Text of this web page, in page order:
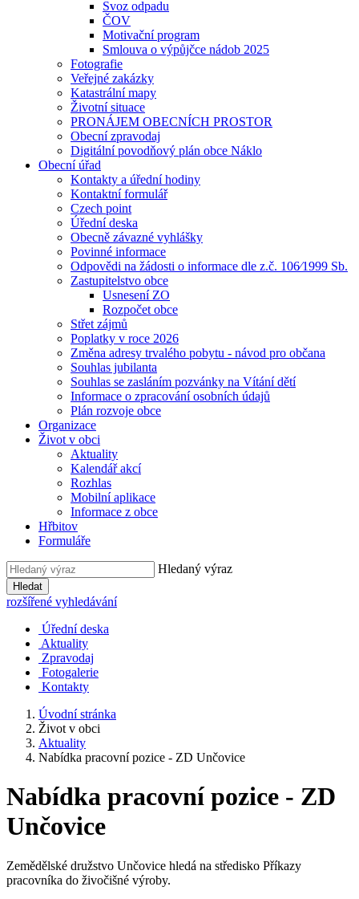
Svoz odpadu
ČOV
Motivační program
Smlouva o výpůjčce nádob 2025
Fotografie
Veřejné zakázky
Katastrální mapy
Životní situace
PRONÁJEM OBECNÍCH PROSTOR
Obecní zpravodaj
Digitální povodňový plán obce Náklo
Obecní úřad
Kontakty a úřední hodiny
Kontaktní formulář
Czech point
Úřední deska
Obecně závazné vyhlášky
Povinné informace
Odpovědi na žádosti o informace dle z.č. 106⁄1999 Sb.
Zastupitelstvo obce
Usnesení ZO
Rozpočet obce
Střet zájmů
Poplatky v roce 2026
Změna adresy trvalého pobytu - návod pro občana
Souhlas jubilanta
Souhlas se zasláním pozvánky na Vítání dětí
Informace o zpracování osobních údajů
Plán rozvoje obce
Organizace
Život v obci
Aktuality
Kalendář akcí
Rozhlas
Mobilní aplikace
Informace z obce
Hřbitov
Formuláře
Hledaný výraz
Hledat
rozšířené vyhledávání
Úřední deska
Aktuality
Zpravodaj
Fotogalerie
Kontakty
Úvodní stránka
Život v obci
Aktuality
Nabídka pracovní pozice - ZD Unčovice
Nabídka pracovní pozice - ZD
Unčovice
Zemědělské družstvo Unčovice hledá na středisko Příkazy
pracovníka do živočišné výroby.